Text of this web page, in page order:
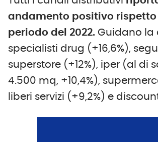
andamento positivo rispetto
periodo del 2022. Guidano la
specialisti drug (+16,6%),
superstore (+12%), iper (al di
4.500 mq, +10,4%),
liberi servizi (+9,2%) e